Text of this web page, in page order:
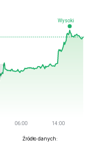
Źródło danych: